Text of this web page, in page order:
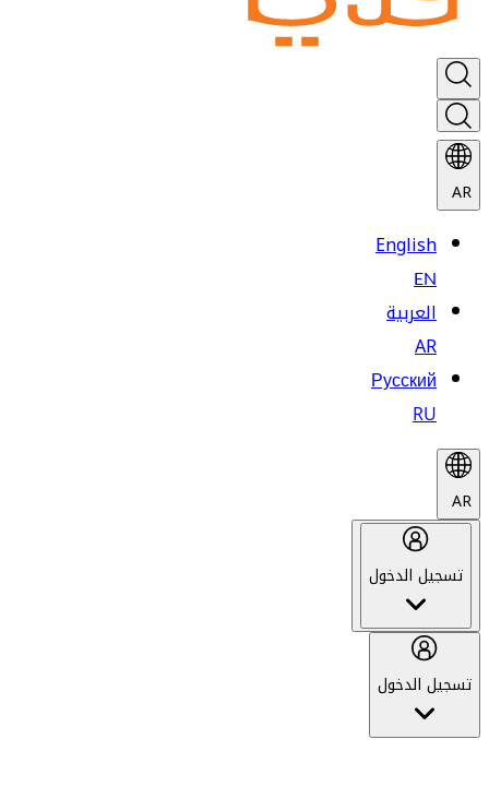
AR
English
EN
العربية
AR
Русский
RU
AR
تسجيل الدخول
تسجيل الدخول